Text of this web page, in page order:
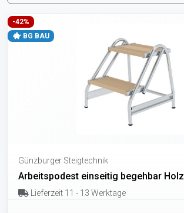
-42%
BG BAU
Günzburger Steigtechnik
Arbeitspodest einseitig begehbar Holz
Lieferzeit 11 - 13 Werktage